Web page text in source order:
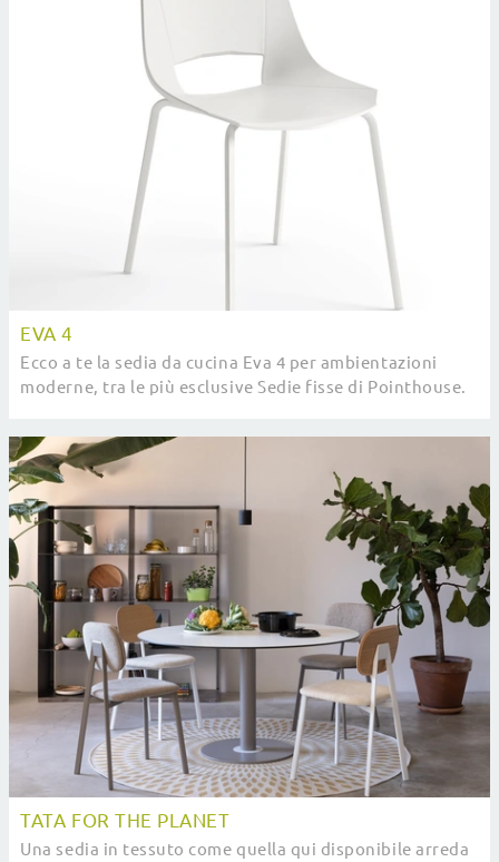
EVA 4
Ecco a te la sedia da cucina Eva 4 per ambientazioni
moderne, tra le più esclusive Sedie fisse di Pointhouse.
TATA FOR THE PLANET
Una sedia in tessuto come quella qui disponibile arreda